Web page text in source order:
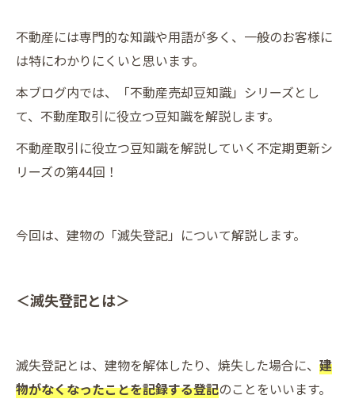
不動産には専門的な知識や用語が多く、一般のお客様に
は特にわかりにくいと思います。
本ブログ内では、「不動産売却豆知識」シリーズとし
て、不動産取引に役立つ豆知識を解説します。
不動産取引に役立つ豆知識を解説していく不定期更新シ
リーズの第44回！
今回は、建物の「滅失登記」について解説します。
＜滅失登記とは＞
滅失登記とは、建物を解体したり、焼失した場合に、 建
物がなくなったことを記録する登記のことをいいます。